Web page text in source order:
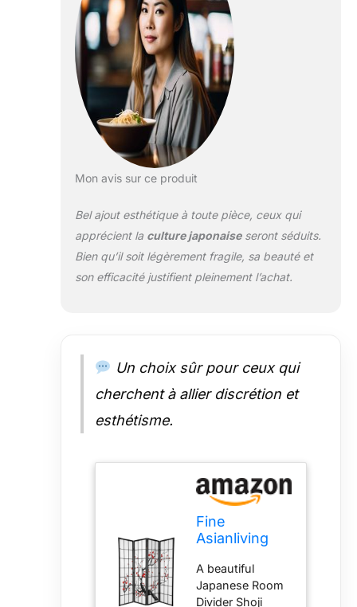
Mon avis sur ce produit
Bel ajout esthétique à toute pièce, ceux qui
apprécient la culture japonaiseseront séduits.
Bien qu’il soit légèrement fragile, sa beauté et
son efficacité justifient pleinement l’achat.
Un choix sûr pour ceux qui
cherchent à allier discrétion et
esthétisme.
Fine
Asianliving
Japonais
Shoji
A beautiful
Japanese Room
Divider Shoji